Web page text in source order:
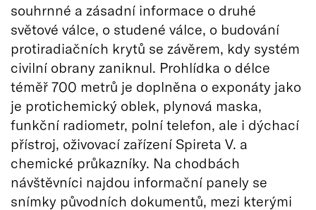
souhrnné a zásadní informace o druhé
světové válce, o studené válce, o budování
protiradiačních krytů se závěrem, kdy systém
civilní obrany zaniknul. Prohlídka o délce
téměř 700 metrů je doplněna o exponáty jako
je protichemický oblek, plynová maska,
funkční radiometr, polní telefon, ale i dýchací
přístroj, oživovací zařízení Spireta V. a
chemické průkazníky. Na chodbách
návštěvníci najdou informační panely se
snímky původních dokumentů, mezi kterými